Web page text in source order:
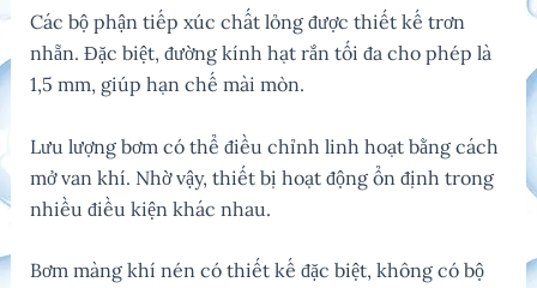
Các bộ phận tiếp xúc chất lỏng được thiết kế trơn
nhẵn. Đặc biệt, đường kính hạt rắn tối đa cho phép là
1,5 mm, giúp hạn chế mài mòn.
Lưu lượng bơm có thể điều chỉnh linh hoạt bằng cách
mở van khí. Nhờ vậy, thiết bị hoạt động ổn định trong
nhiều điều kiện khác nhau.
Bơm màng khí nén có thiết kế đặc biệt, không có bộ